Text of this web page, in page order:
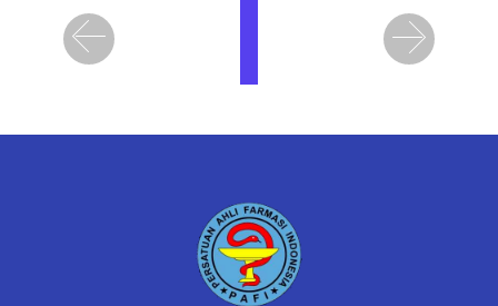
Previous Next